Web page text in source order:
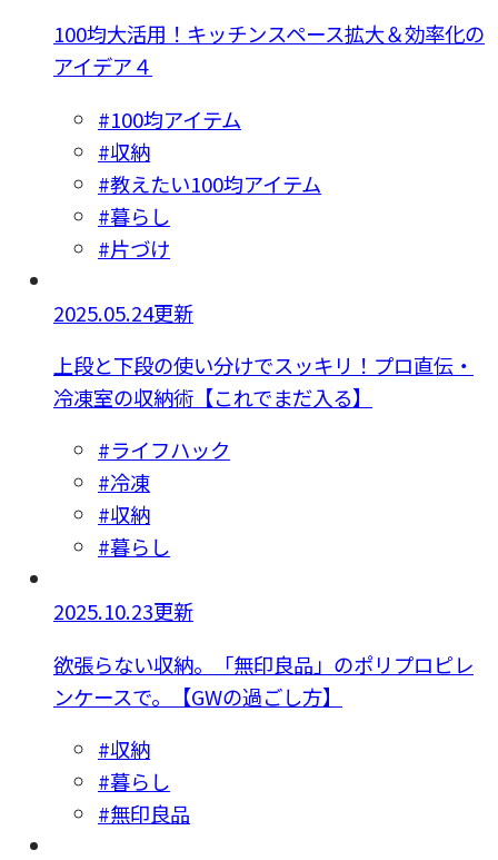
100均大活用！キッチンスペース拡大＆効率化の
アイデア４
#100均アイテム
#収納
#教えたい100均アイテム
#暮らし
#片づけ
2025.05.24更新
上段と下段の使い分けでスッキリ！プロ直伝・
冷凍室の収納術【これでまだ入る】
#ライフハック
#冷凍
#収納
#暮らし
2025.10.23更新
欲張らない収納。「無印良品」のポリプロピレ
ンケースで。【GWの過ごし方】
#収納
#暮らし
#無印良品